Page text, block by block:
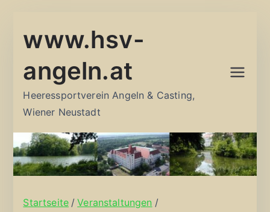
Inhalt
www.hsv-
angeln.at
Heeressportverein Angeln & Casting,
Wiener Neustadt
Startseite
Veranstaltungen